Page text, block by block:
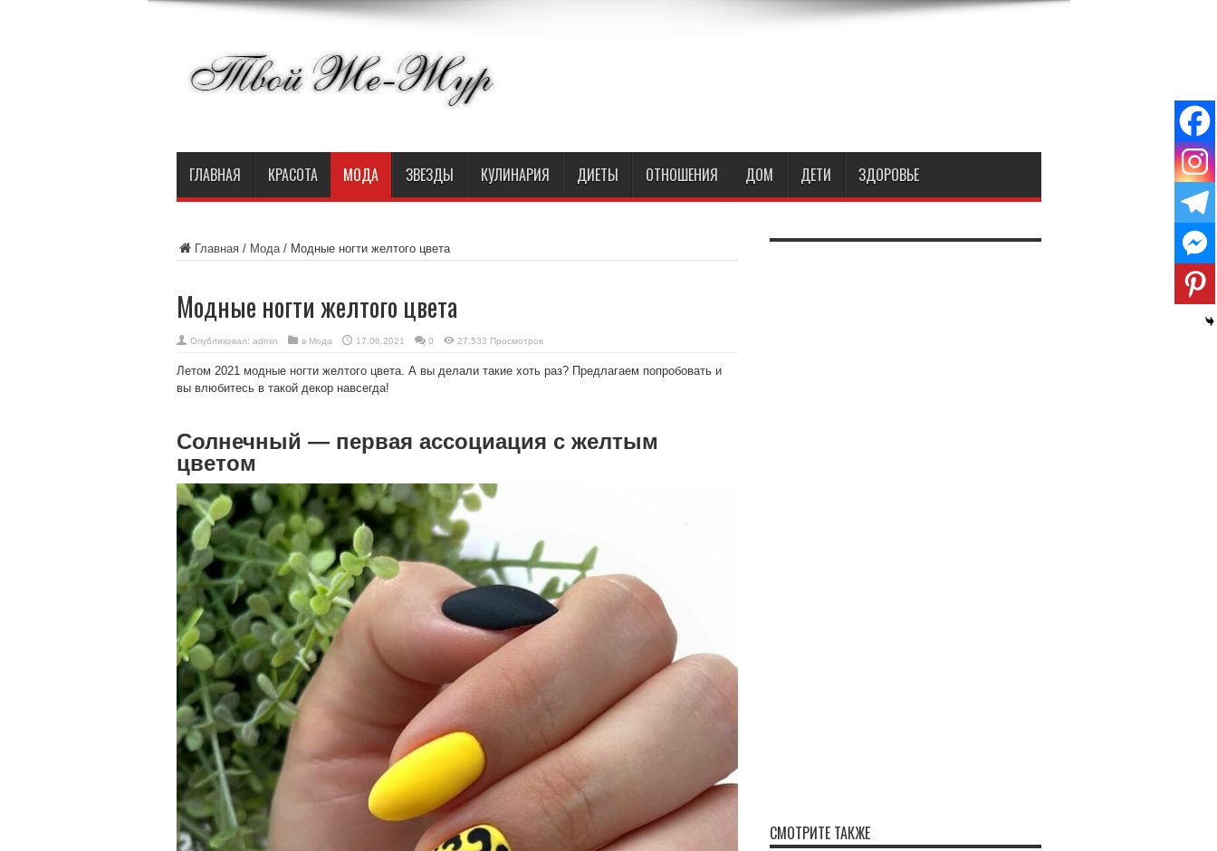
ГЛАВНАЯ КРАСОТА МОДА ЗВЕЗДЫ КУЛИНАРИЯ ДИЕТЫ ОТНОШЕНИЯ ДОМ ДЕТИ ЗДОРОВЬЕ
Главная/ Мода/ Модные ногти желтого цвета
Модные ногти желтого цвета
Опубликовал: admin в Мода 17.06.2021 0 27,533 Просмотров
Летом 2021 модные ногти желтого цвета. А вы делали такие хоть раз? Предлагаем попробовать и
вы влюбитесь в такой декор навсегда!
Солнечный — первая ассоциация с желтым
цветом
СМОТРИТЕ ТАКЖЕ